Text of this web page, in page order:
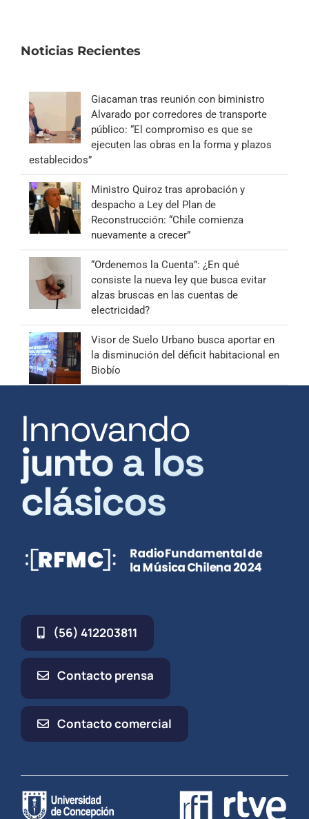
Noticias Recientes
Giacaman tras reunión con biministro
Alvarado por corredores de transporte
público: “El compromiso es que se
ejecuten las obras en la forma y plazos
establecidos”
Ministro Quiroz tras aprobación y
despacho a Ley del Plan de
Reconstrucción: “Chile comienza
nuevamente a crecer”
“Ordenemos la Cuenta”: ¿En qué
consiste la nueva ley que busca evitar
alzas bruscas en las cuentas de
electricidad?
Visor de Suelo Urbano busca aportar en
la disminución del déficit habitacional en
Biobío
Innovando
junto a los
clásicos
(56) 412203811
Contacto prensa
Contacto comercial